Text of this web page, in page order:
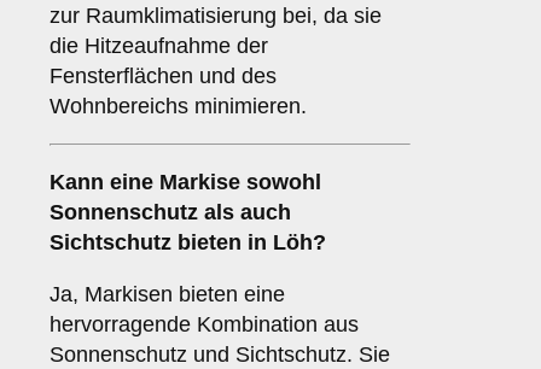
zur Raumklimatisierung bei, da sie
die Hitzeaufnahme der
Fensterflächen und des
Wohnbereichs minimieren.
Kann eine Markise sowohl
Sonnenschutz als auch
Sichtschutz bieten in Löh?
Ja, Markisen bieten eine
hervorragende Kombination aus
Sonnenschutz und Sichtschutz. Sie